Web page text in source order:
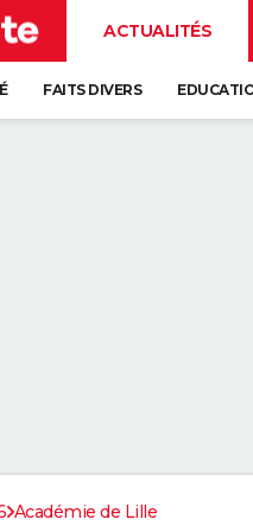
ACTUALITÉS
FAITS DIVERS
Académie de Lille